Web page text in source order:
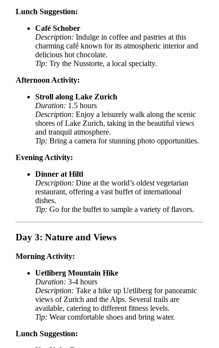
Lunch Suggestion:
Café Schober
Description: Indulge in coffee and pastries at this
charming café known for its atmospheric interior and
delicious hot chocolate.
Tip: Try the Nusstorte, a local specialty.
Afternoon Activity:
Stroll along Lake Zurich
Duration: 1.5 hours
Description: Enjoy a leisurely walk along the scenic
shores of Lake Zurich, taking in the beautiful views
and tranquil atmosphere.
Tip: Bring a camera for stunning photo opportunities.
Evening Activity:
Dinner at Hiltl
Description: Dine at the world’s oldest vegetarian
restaurant, offering a vast buffet of international
dishes.
Tip: Go for the buffet to sample a variety of flavors.
Day 3: Nature and Views
Morning Activity:
Uetliberg Mountain Hike
Duration: 3-4 hours
Description: Take a hike up Uetliberg for panoramic
views of Zurich and the Alps. Several trails are
available, catering to different fitness levels.
Tip: Wear comfortable shoes and bring water.
Lunch Suggestion: